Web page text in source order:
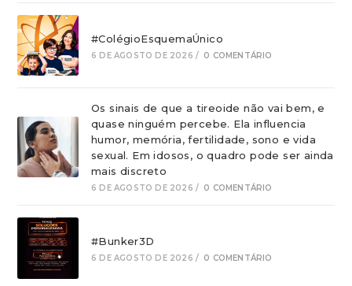
#ColégioEsquemaÚnico
6 DE AGOSTO DE 2026 / 0 COMENTÁRIO
Os sinais de que a tireoide não vai bem, e
quase ninguém percebe. Ela influencia
humor, memória, fertilidade, sono e vida
sexual. Em idosos, o quadro pode ser ainda
mais discreto
6 DE AGOSTO DE 2026 / 0 COMENTÁRIO
#Bunker3D
6 DE AGOSTO DE 2026 / 0 COMENTÁRIO